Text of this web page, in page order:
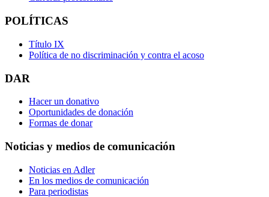
POLÍTICAS
Título IX
Política de no discriminación y contra el acoso
DAR
Hacer un donativo
Oportunidades de donación
Formas de donar
Noticias y medios de comunicación
Noticias en Adler
En los medios de comunicación
Para periodistas